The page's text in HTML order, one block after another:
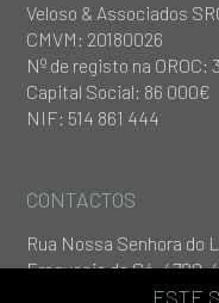
Veloso & Associados
CMVM: 20180026
Nº de registo na OROC:
Capital Social: 86 000€
NIF: 514 861 444
CONTACTOS
Rua Nossa Senhora do
Freguesia da Sé, 4700-
ESTE